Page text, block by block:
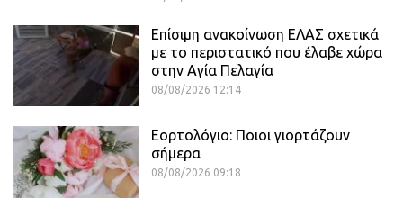
Επίσιμη ανακοίνωση ΕΛΑΣ σχετικά
με το περιστατικό που έλαβε χώρα
στην Αγία Πελαγία
08/08/2026 12:14
Εορτολόγιο: Ποιοι γιορτάζουν
σήμερα
08/08/2026 09:18